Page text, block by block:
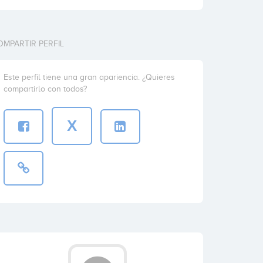
PERFIL
Este perfil tiene una gran apariencia. ¿Quieres
compartirlo con todos?
X